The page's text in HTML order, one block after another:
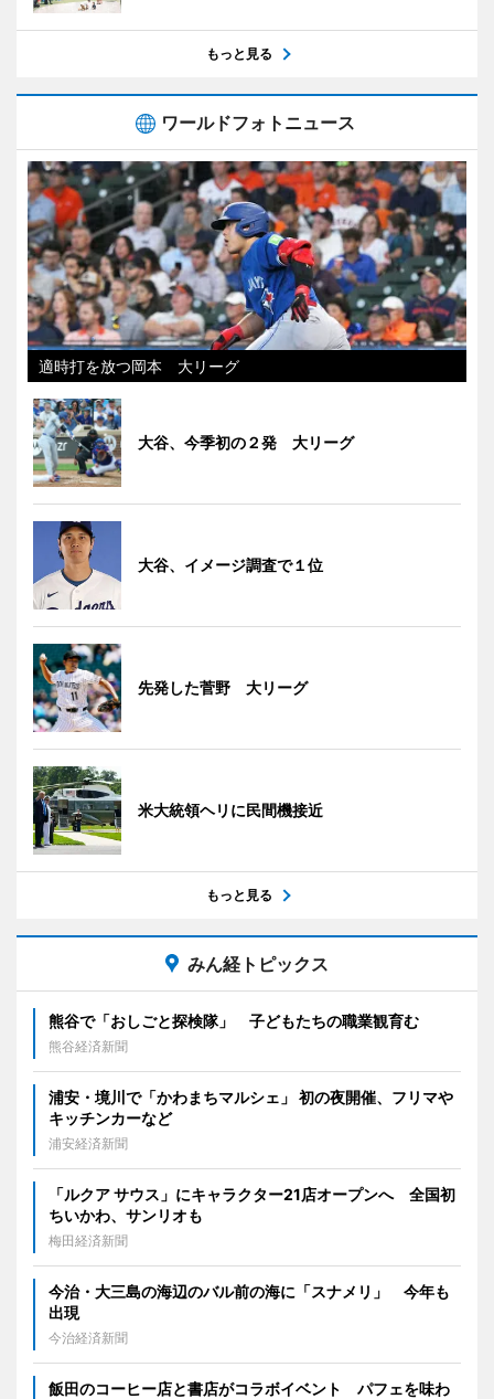
もっと見る
ワールドフォトニュース
適時打を放つ岡本 大リーグ
大谷、今季初の２発 大リーグ
大谷、イメージ調査で１位
先発した菅野 大リーグ
米大統領ヘリに民間機接近
もっと見る
みん経トピックス
熊谷で「おしごと探検隊」 子どもたちの職業観育む
熊谷経済新聞
浦安・境川で「かわまちマルシェ」 初の夜開催、フリマや
キッチンカーなど
浦安経済新聞
「ルクア サウス」にキャラクター21店オープンへ 全国初
ちいかわ、サンリオも
梅田経済新聞
今治・大三島の海辺のバル前の海に「スナメリ」 今年も
出現
今治経済新聞
飯田のコーヒー店と書店がコラボイベント パフェを味わ